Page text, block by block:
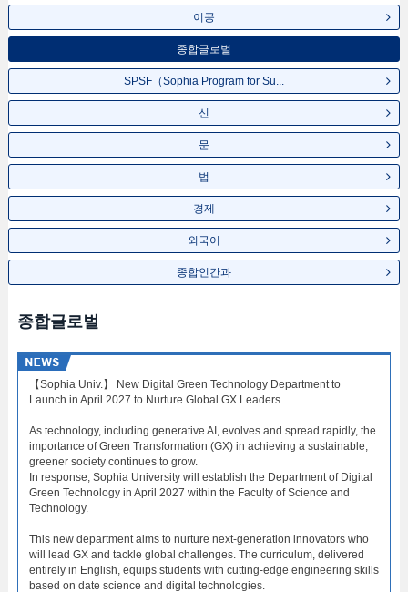
이공
종합글로벌
SPSF（Sophia Program for Su...
신
문
법
경제
외국어
종합인간과
종합글로벌
【Sophia Univ.】 New Digital Green Technology Department to
Launch in April 2027 to Nurture Global GX Leaders
As technology, including generative AI, evolves and spread rapidly, the
importance of Green Transformation (GX) in achieving a sustainable,
greener society continues to grow.
In response, Sophia University will establish the Department of Digital
Green Technology in April 2027 within the Faculty of Science and
Technology.
This new department aims to nurture next-generation innovators who
will lead GX and tackle global challenges. The curriculum, delivered
entirely in English, equips students with cutting-edge engineering skills
based on date science and digital technologies.